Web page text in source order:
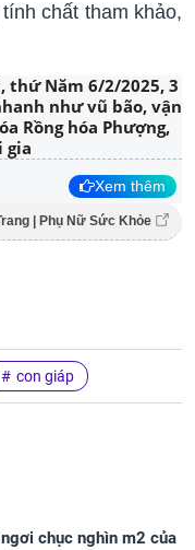
chất tham khảo,
thứ Năm 6/2/2025, 3
như vũ bão, vận
Rồng hóa Phượng,
gia
Xem thêm
| Phụ Nữ Sức Khỏe
con giáp
chục nghìn m2 của